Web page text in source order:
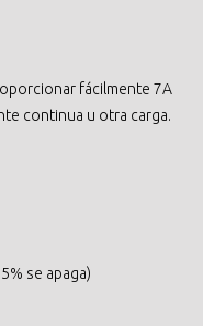
fácilmente 7A
continua u otra carga.
se apaga)